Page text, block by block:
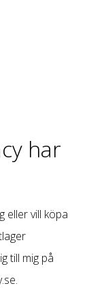
har
eller vill köpa
till mig på
.